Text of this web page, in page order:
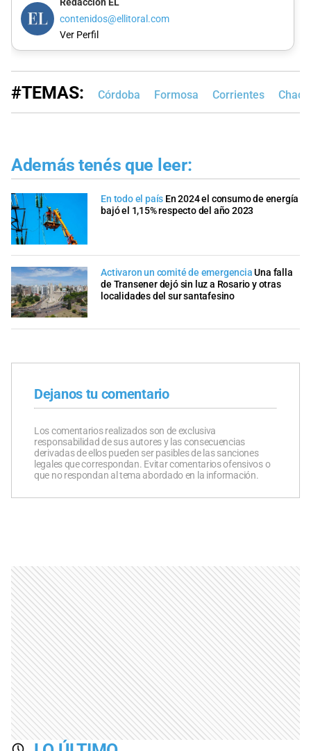
Redacción EL
contenidos@ellitoral.com
Ver Perfil
#TEMAS: Córdoba Formosa Corrientes Chaco
Además tenés que leer:
En todo el país En 2024 el consumo de energía
bajó el 1,15% respecto del año 2023
Activaron un comité de emergencia Una falla
de Transener dejó sin luz a Rosario y otras
localidades del sur santafesino
Dejanos tu comentario
Los comentarios realizados son de exclusiva
responsabilidad de sus autores y las consecuencias
derivadas de ellos pueden ser pasibles de las sanciones
legales que correspondan. Evitar comentarios ofensivos o
que no respondan al tema abordado en la información.